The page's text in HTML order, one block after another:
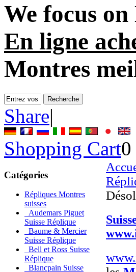
We focus on
En ligne
Montres
Share|
Shopping Cart0
Catégories
Répliques Montres
suisses
Audemars Piguet
Suisse Réplique
Baume & Mercier
Suisse Réplique
Bell et Ross Suisse
Réplique
Blancpain Suisse